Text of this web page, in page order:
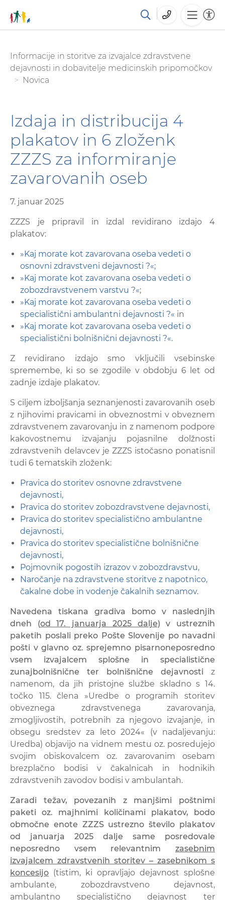
glavno
vsebino
You are here:
Informacije in storitve za izvajalce zdravstvene
dejavnosti in dobavitelje medicinskih pripomočkov
Novica
Izdaja in distribucija 4
plakatov in 6 zloženk
ZZZS za informiranje
zavarovanih oseb
7. januar 2025
ZZZS je pripravil in izdal revidirano izdajo 4
plakatov:
»Kaj morate kot zavarovana oseba vedeti o
osnovni zdravstveni dejavnosti ?«;
»Kaj morate kot zavarovana oseba vedeti o
zobozdravstvenem varstvu ?«;
»Kaj morate kot zavarovana oseba vedeti o
specialistični ambulantni dejavnosti ?« in
»Kaj morate kot zavarovana oseba vedeti o
specialistični bolnišnični dejavnosti ?«.
Z revidirano izdajo smo vključili vsebinske
spremembe, ki so se zgodile v obdobju 6 let od
zadnje izdaje plakatov.
S ciljem izboljšanja seznanjenosti zavarovanih oseb
z njihovimi pravicami in obveznostmi v obveznem
zdravstvenem zavarovanju in z namenom podpore
kakovostnemu izvajanju pojasnilne dolžnosti
zdravstvenih delavcev je ZZZS istočasno ponatisnil
tudi 6 tematskih zloženk:
Pravica do storitev osnovne zdravstvene
dejavnosti,
Pravica do storitev zobozdravstvene dejavnosti,
Pravica do storitev specialistično ambulantne
dejavnosti,
Pravica do storitev specialistične bolnišnične
dejavnosti,
Pojmovnik pogostih izrazov v zobozdravstvu,
Naročanje na zdravstvene storitve z napotnico,
čakalne dobe in vodenje čakalnih seznamov.
Navedena tiskana gradiva bomo v naslednjih
dneh (od 17. januarja 2025 dalje) v ustreznih
paketih poslali preko Pošte Slovenije po navadni
pošti v glavno oz. sprejemno pisarnoneposredno
vsem izvajalcem splošne in specialistične
zunajbolnišnične ter bolnišnične dejavnosti z
namenom, da jih pristojne službe skladno s 14.
točko 115. člena »Uredbe o programih storitev
obveznega zdravstvenega zavarovanja,
zmogljivostih, potrebnih za njegovo izvajanje, in
obsegu sredstev za leto 2024« (v nadaljevanju:
Uredba) objavijo na vidnem mestu oz. posredujejo
svojim obiskovalcem oz. zavarovanim osebam
brezplačno bodisi v čakalnicah in hodnikih
zdravstvenih zavodov bodisi v ambulantah.
Zaradi težav, povezanih z manjšimi poštnimi
paketi oz. majhnimi količinami plakatov, bodo
območne enote ZZZS ustrezno število plakatov
od januarja 2025 dalje same posredovale
neposredno vsem relevantnim zasebnim
izvajalcem zdravstvenih storitev – zasebnikom s
koncesijo (tistim, ki opravljajo dejavnost splošne
ambulante, zobozdravstveno dejavnost,
ambulantno specialistično dejavnost ter